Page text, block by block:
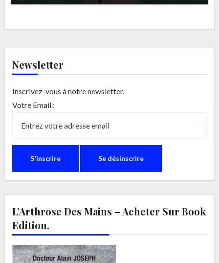
Newsletter
Inscrivez-vous à notre newsletter.
Votre Email :
L’Arthrose Des Mains – Acheter Sur Book
Edition.